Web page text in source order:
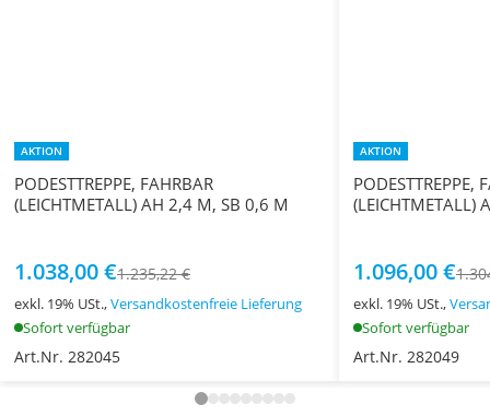
AKTION
PODESTTREPPE, FAHRBAR
(LEICHTMETALL) AH 2,4 M, SB 0,6 M
1.038,00 €1.235,22 €
exkl. 19% USt.,Versandkostenfreie Lieferung
Sofort verfügbar
Art.Nr. 282045
AKTION
PODESTTREPPE,
(LEICHTMETALL)
1.096,00 €
exkl. 19% USt.,
Sofort verfügbar
Art.Nr. 282049